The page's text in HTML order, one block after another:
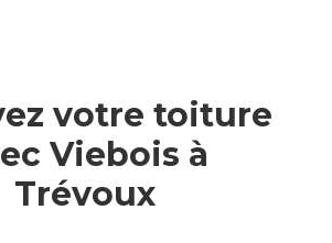
votre toiture
Viebois à
Trévoux